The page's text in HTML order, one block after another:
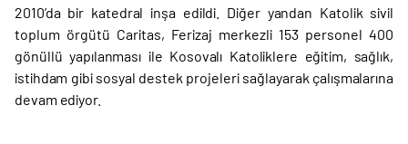
2010’da bir katedral inşa edildi. Diğer yandan Katolik sivil
toplum örgütü Caritas, Ferizaj merkezli 153 personel 400
gönüllü yapılanması ile Kosovalı Katoliklere eğitim, sağlık,
istihdam gibi sosyal destek projeleri sağlayarak çalışmalarına
devam ediyor.